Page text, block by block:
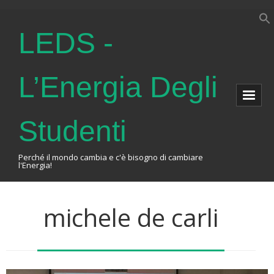
LEDS -
L’Energia Degli
Studenti
Perché il mondo cambia e c'è bisogno di cambiare
l'Energia!
About Us
The Association
Events
michele de carli